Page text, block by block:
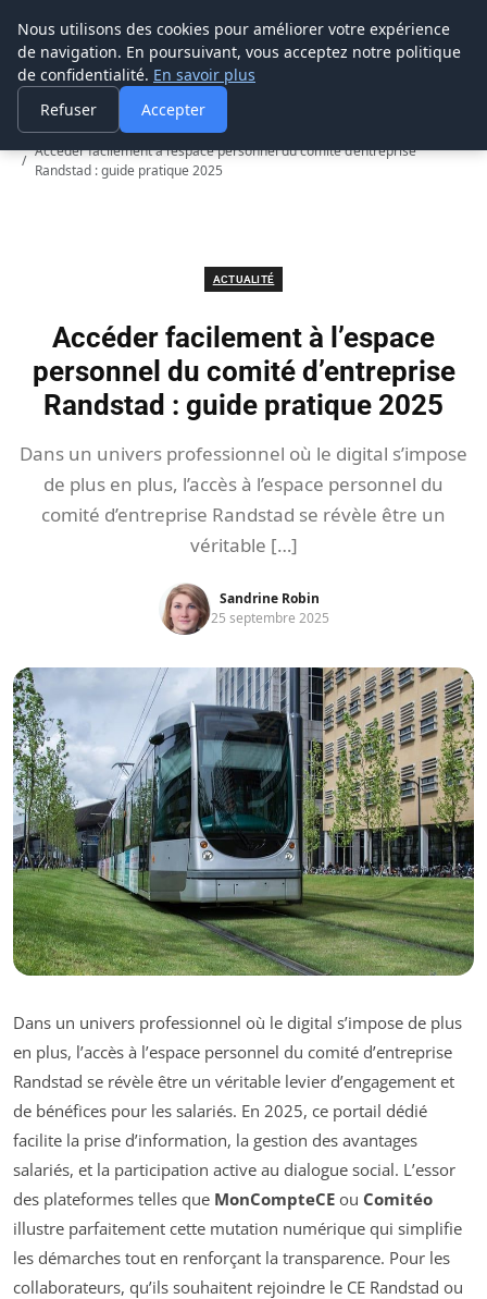
Prospection Pro
Accueil
Actualité
Accéder facilement à l’espace personnel du comité d’entreprise
Randstad : guide pratique 2025
ACTUALITÉ
Accéder facilement à l’espace
personnel du comité d’entreprise
Randstad : guide pratique 2025
Dans un univers professionnel où le digital s’impose
de plus en plus, l’accès à l’espace personnel du
comité d’entreprise Randstad se révèle être un
véritable […]
Sandrine Robin
25 septembre 2025
Dans un univers professionnel où le digital s’impose de plus
en plus, l’accès à l’espace personnel du comité d’entreprise
Randstad se révèle être un véritable levier d’engagement et
de bénéfices pour les salariés. En 2025, ce portail dédié
facilite la prise d’information, la gestion des avantages
salariés, et la participation active au dialogue social. L’essor
des plateformes telles que MonCompteCE ou Comitéo
illustre parfaitement cette mutation numérique qui simplifie
les démarches tout en renforçant la transparence. Pour les
collaborateurs, qu’ils souhaitent rejoindre le CE Randstad ou
Nous utilisons des cookies pour améliorer votre expérience
de navigation. En poursuivant, vous acceptez notre politique
de confidentialité. En savoir plus
Refuser
Accepter